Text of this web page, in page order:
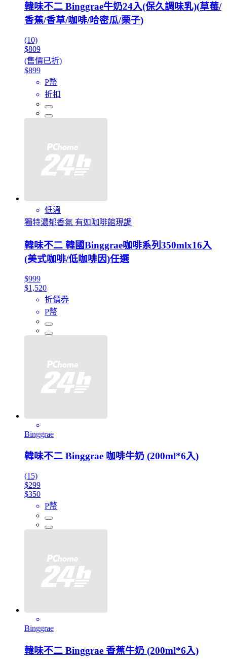
韓味不二 Binggrae牛奶24入(保久調味乳)(草莓/
香蕉/香草/咖啡/哈密瓜/栗子)
(10)
$809
(售價已折)
$899
P幣
折扣
低溫
獨特濃郁香氣 有如咖啡館現調
韓味不二 韓國Binggrae咖啡系列350mlx16入
(美式咖啡/低咖啡因)任選
$999
$1,520
折價券
P幣
Binggrae
韓味不二 Binggrae 咖啡牛奶 (200ml*6入)
(15)
$299
$350
P幣
Binggrae
韓味不二 Binggrae 香蕉牛奶 (200ml*6入)